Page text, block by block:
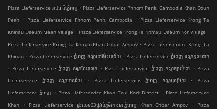
Pizza Lieferservice រាជធានីភ្នំេពញ . Pizza Lieferservice Phnom Penh, Cambodia Khan Doun
Penh
. Pizza Lieferservice Phnom Penh, Cambodia . Pizza Lieferservice Krong Ta
Khmau Daeum Mean Village . Pizza Lieferservice Krong Ta Khmau Daeum Kor Village .
Pizza Lieferservice Krong Ta Khmau Khan Chbar Ampov . Pizza Lieferservice Krong Ta
Khmau . Pizza Lieferservice ភ្នំពេញ ខណ្ឌ​ពោធិ៍សែនជ័យ . Pizza Lieferservice ភ្នំពេញ ខណ្ឌទួលគោក
. Pizza Lieferservice ភ្នំពេញ ខណ្ឌ​សែនសុខ . Pizza Lieferservice ភ្នំពេញ ខណ្ឌច្បារអំពៅ . Pizza
Lieferservice ភ្នំពេញ ខណ្ឌមានជ័យ
. Pizza Lieferservice ភ្នំពេញ ខណ្ឌ​ឫស្សីកែវ .
Pizza
Lieferservice ភ្នំពេញ
. Pizza Lieferservice Khan Toul Kork District . Pizza Lieferservice
Khan
. Pizza Lieferservice ផ្ទះលេខ33ផ្លូវលំភូមិកោះនរាភ្នំពេញ Khan Chbar Ampov .
Pizza